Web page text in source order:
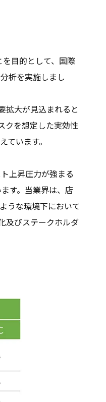
目的として、国際
析を実施しまし
拡大が見込まれると
クを想定した実効性
います。
上昇圧力が強まる
す。当業界は、店
うな環境下において
及びステークホルダ